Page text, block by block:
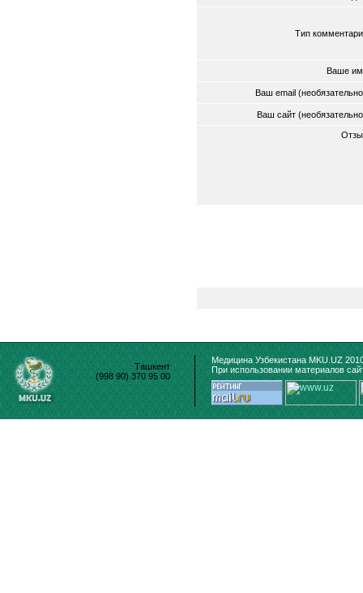
Тип
Ваше
Ваш email
Ваш сайт
Ташкент
(998 90) 370 95 00
Медицина Узбекистана MKU.UZ
При использовании материалов